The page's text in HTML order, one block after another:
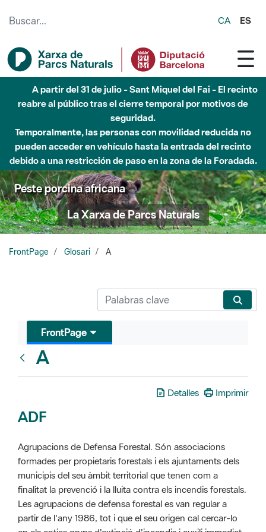
CA ES
A partir del 31 de julio - Sant Miquel del Fai - El recinto
reabre al público tras el cierre temporal por motivos de
seguridad.
Temporalmente, las personas con movilidad reducida no
pueden acceder en vehículo hasta la entrada del recinto
debido a una restricción de paso en la zona de la Foradada.
Peste porcina africana
La Xarxa de Parcs Naturals
FrontPage Glosari A
FrontPage
A
Detalles Imprimir
ADF
Agrupacions de Defensa Forestal. Són associacions
formades per propietaris forestals i els ajuntaments dels
municipis del seu àmbit territorial que tenen com a
finalitat la prevenció i la lluita contra els incendis forestals.
Les agrupacions de defensa forestal es van regular a
partir de l'any 1986, tot i que el seu origen cal cercar-lo